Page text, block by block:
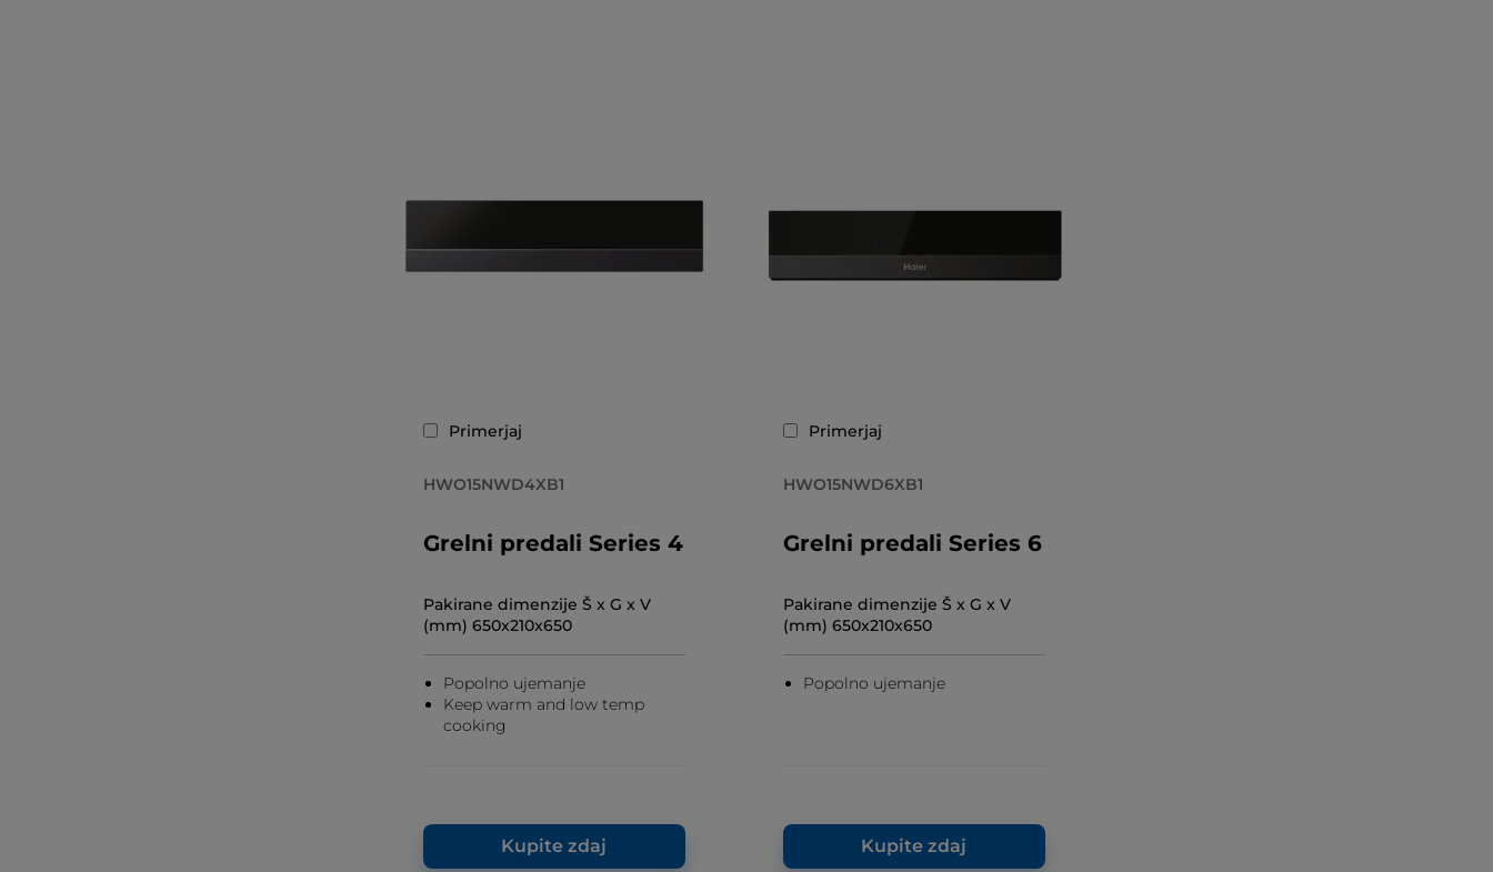
Primerjaj
HWO15NWD4XB1
Grelni predali Series 4
Pakirane dimenzije Š x G x V
(mm) 650x210x650
Popolno ujemanje
Keep warm and low temp
cooking
Kupite zdaj
Primerjaj
HWO15NWD6XB1
Grelni predali Series 6
Pakirane dimenzije Š x G x V
(mm) 650x210x650
Popolno ujemanje
Kupite zdaj